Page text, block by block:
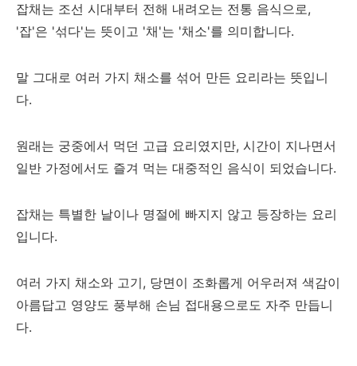
잡채는 조선 시대부터 전해 내려오는 전통 음식으로,
'잡'은 '섞다'는 뜻이고 '채'는 '채소'를 의미합니다.
말 그대로 여러 가지 채소를 섞어 만든 요리라는 뜻입니
다.
원래는 궁중에서 먹던 고급 요리였지만, 시간이 지나면서
일반 가정에서도 즐겨 먹는 대중적인 음식이 되었습니다.
잡채는 특별한 날이나 명절에 빠지지 않고 등장하는 요리
입니다.
여러 가지 채소와 고기, 당면이 조화롭게 어우러져 색감이
아름답고 영양도 풍부해 손님 접대용으로도 자주 만듭니
다.